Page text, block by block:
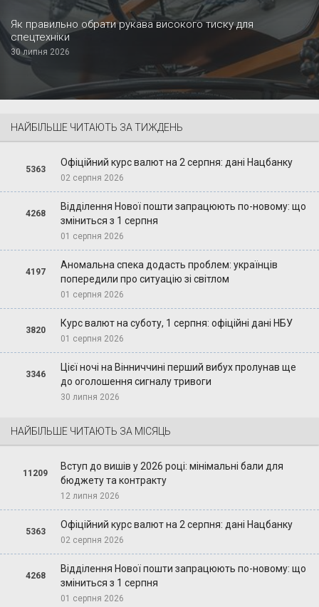
Як правильно обрати рукава високого тиску для
спецтехніки
30 липня 2026
НАЙБІЛЬШЕ ЧИТАЮТЬ ЗА ТИЖДЕНЬ
5363
Офіційний курс валют на 2 серпня: дані Нацбанку
02 серпня 2026
4268
Відділення Нової пошти запрацюють по-новому: що
зміниться з 1 серпня
01 серпня 2026
4197
Аномальна спека додасть проблем: українців
попередили про ситуацію зі світлом
01 серпня 2026
3820
Курс валют на суботу, 1 серпня: офіційні дані НБУ
01 серпня 2026
3346
Цієї ночі на Вінниччині перший вибух пролунав ще
до оголошення сигналу тривоги
30 липня 2026
НАЙБІЛЬШЕ ЧИТАЮТЬ ЗА МІСЯЦЬ
11209
Вступ до вишів у 2026 році: мінімальні бали для
бюджету та контракту
12 липня 2026
5363
Офіційний курс валют на 2 серпня: дані Нацбанку
02 серпня 2026
4268
Відділення Нової пошти запрацюють по-новому: що
зміниться з 1 серпня
01 серпня 2026